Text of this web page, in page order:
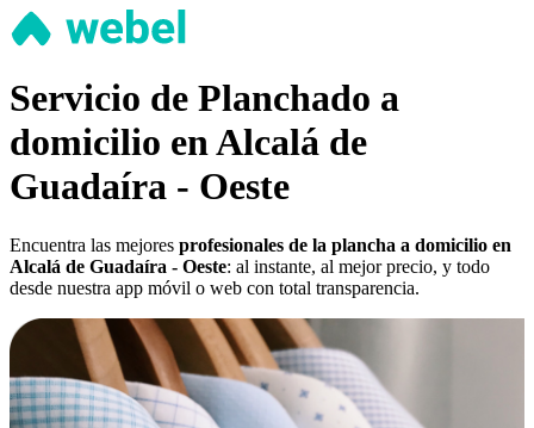
Servicio de Planchado a
domicilio en Alcalá de
Guadaíra - Oeste
Encuentra las mejores profesionales de la plancha a domicilio en
Alcalá de Guadaíra - Oeste: al instante, al mejor precio, y todo
desde nuestra app móvil o web con total transparencia.